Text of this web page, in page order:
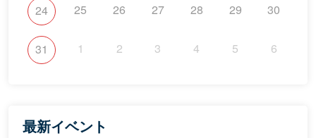
24 25 26 27 28 29 30
31 1 2 3 4 5 6
最新イベント